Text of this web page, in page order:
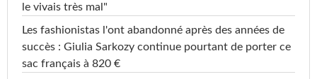
le vivais très mal"
Les fashionistas l'ont abandonné après des années de
succès : Giulia Sarkozy continue pourtant de porter ce
sac français à 820 €